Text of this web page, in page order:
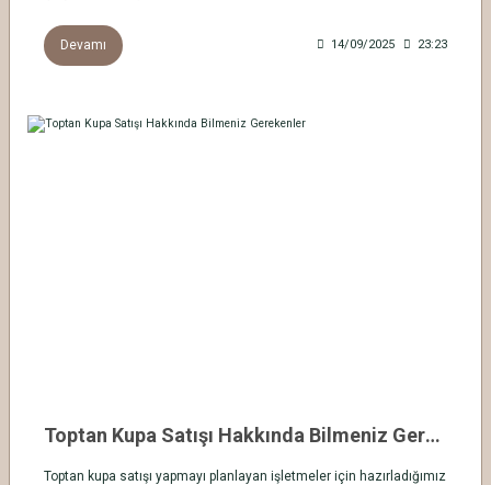
Devamı 14/09/2025 23:23
Toptan Kupa Satışı Hakkında Bilmeniz Gerekenler
Toptan kupa satışı yapmayı planlayan işletmeler için hazırladığımız